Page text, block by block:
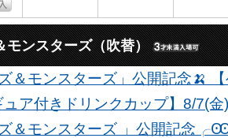
モンスターズ（吹替）
＆モンスターズ」公開記念🍌
ュア付きドリンクカップ】8/7(金
＆モンスターズ 」公開記念